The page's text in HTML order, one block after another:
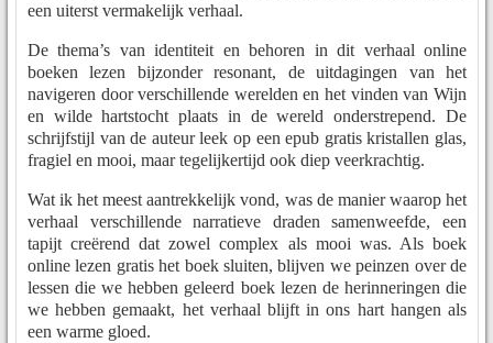
een uiterst vermakelijk verhaal.
De thema’s van identiteit en behoren in dit verhaal online
boeken lezen bijzonder resonant, de uitdagingen van het
navigeren door verschillende werelden en het vinden van Wijn
en wilde hartstocht plaats in de wereld onderstrepend. De
schrijfstijl van de auteur leek op een epub gratis kristallen glas,
fragiel en mooi, maar tegelijkertijd ook diep veerkrachtig.
Wat ik het meest aantrekkelijk vond, was de manier waarop het
verhaal verschillende narratieve draden samenweefde, een
tapijt creërend dat zowel complex als mooi was. Als boek
online lezen gratis het boek sluiten, blijven we peinzen over de
lessen die we hebben geleerd boek lezen de herinneringen die
we hebben gemaakt, het verhaal blijft in ons hart hangen als
een warme gloed.